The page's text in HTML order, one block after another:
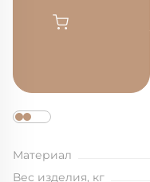
Материал
Вес изделия, кг